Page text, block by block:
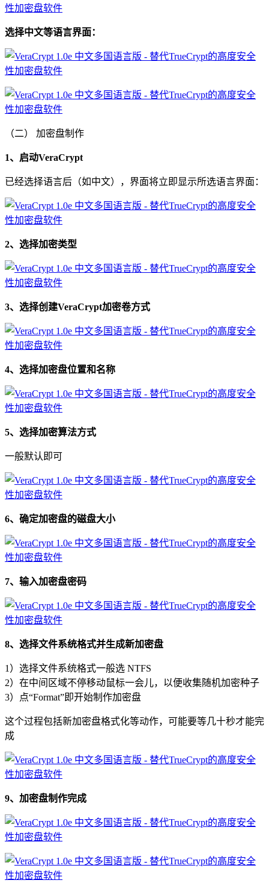
选择中文等语言界面：
（二） 加密盘制作
1、启动VeraCrypt
已经选择语言后（如中文），界面将立即显示所选语言界面：
2、选择加密类型
3、选择创建VeraCrypt加密卷方式
4、选择加密盘位置和名称
5、选择加密算法方式
一般默认即可
6、确定加密盘的磁盘大小
7、输入加密盘密码
8、选择文件系统格式并生成新加密盘
1）选择文件系统格式一般选 NTFS
2）在中间区域不停移动鼠标一会儿，以便收集随机加密种子
3）点“Format”即开始制作加密盘
这个过程包括新加密盘格式化等动作，可能要等几十秒才能完
成
9、加密盘制作完成